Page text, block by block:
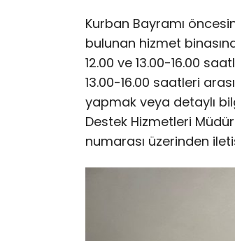
Kurban Bayramı
bulunan hizmet
12.00 ve 13.00-16.00
13.00-16.00 saatleri
yapmak veya detaylı
Destek Hizmetleri
numarası üzerinden